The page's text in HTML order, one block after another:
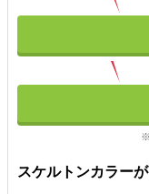
※
スケルトンカラー